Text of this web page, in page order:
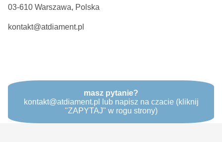
03-610 Warszawa, Polska
kontakt@atdiament.pl
masz pytanie?
kontakt@atdiament.pl lub napisz na czacie (kliknij
"ZAPYTAJ" w rogu strony)